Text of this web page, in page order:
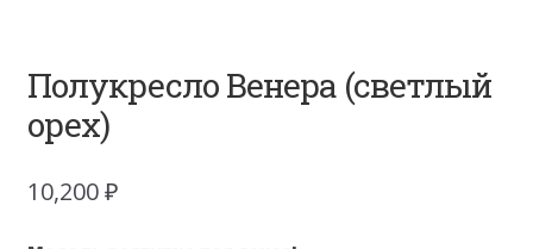
Полукресло Венера (светлый
орех)
10,200₽